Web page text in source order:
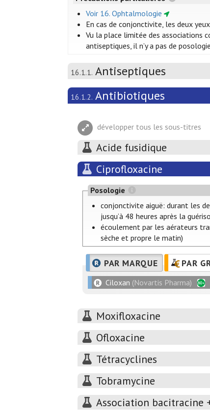
Voir 16. Ophtalmologie
En cas de conjonctivite, les deux
Vu la place limitée des associations
antiseptiques, il n’y a pas de
16.1.1. Antiseptiques
16.1.2. Antibiotiques
développer tous les sous-titres
Acide fusidique
Ciprofloxacine
Posologie
conjonctivite aiguë: durant les
jusqu’à 48 heures après la
écoulement par les aérateurs
sèche et propre le matin)
PAR MARQUE PAR
Ciloxan (Novartis Pharma)
Moxifloxacine
Ofloxacine
Tétracyclines
Tobramycine
Association bacitracine